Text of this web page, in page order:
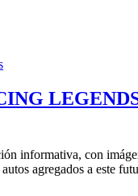
informativa, con
agregados a este